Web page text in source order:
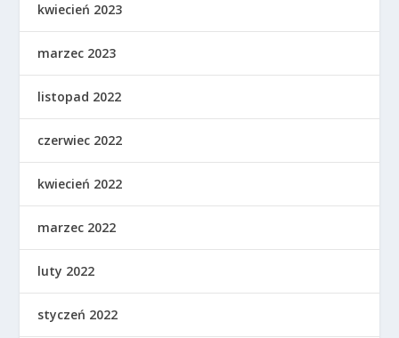
kwiecień 2023
marzec 2023
listopad 2022
czerwiec 2022
kwiecień 2022
marzec 2022
luty 2022
styczeń 2022